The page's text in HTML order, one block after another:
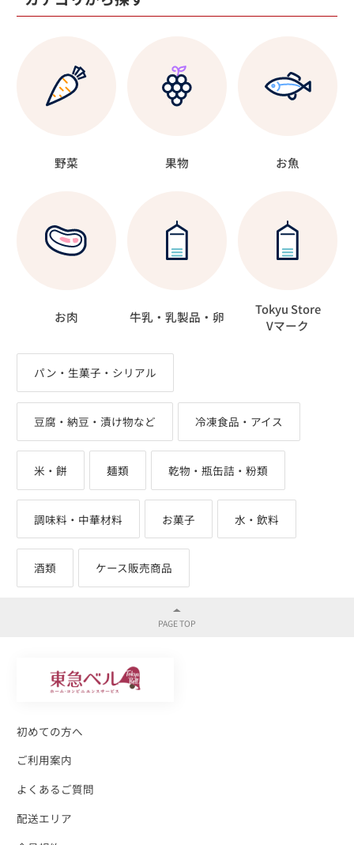
野菜 果物 お魚
お肉 牛乳・乳製品・卵
Tokyu Store
Vマーク
パン・生菓子・シリアル
豆腐・納豆・漬け物など 冷凍食品・アイス
米・餅 麺類 乾物・瓶缶詰・粉類
調味料・中華材料 お菓子 水・飲料
酒類 ケース販売商品
初めての方へ
ご利用案内
よくあるご質問
配送エリア